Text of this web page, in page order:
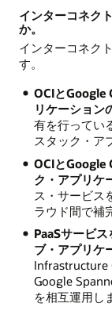
インターコネク
か。
インターコネク
す。
OCIとGoogle
リケーション
有を行ってい
スタック・ア
OCIとGoogle
ク・アプリケ
ス・サービス
ラウド間で補
PaaSサービ
ブ・アプリケ
Infrastructure
Google
を相互運用し